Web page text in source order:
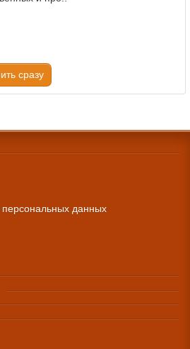
сразу
персональных данных